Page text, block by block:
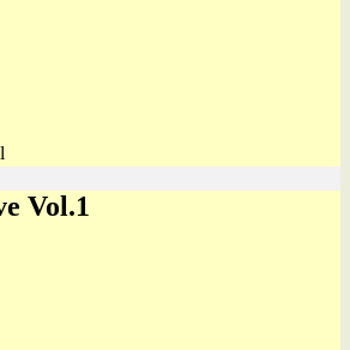
Vol.1